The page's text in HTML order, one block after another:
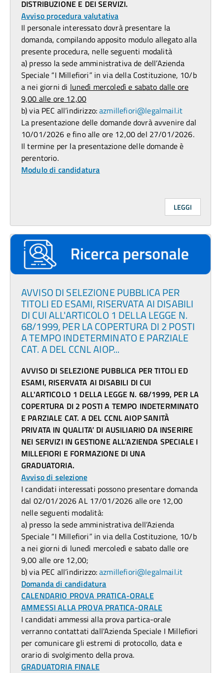
DISTRIBUZIONE E DEI SERVIZI.
Avviso procedura valutativa
Il personale interessato dovrà presentare la
domanda, compilando apposito modulo allegato alla
presente procedura, nelle seguenti modalità
a) presso la sede amministrativa de dell’Azienda
Speciale “I Millefiori” in via della Costituzione, 10/b
a nei giorni di lunedì mercoledì e sabato dalle ore
9,00 alle ore 12,00
b) via PEC all’indirizzo:azmillefiori@legalmail.it
La presentazione delle domande dovrà avvenire dal
10/01/2026 e fino alle ore 12,00 del 27/01/2026.
Il termine per la presentazione delle domande è
perentorio.
Modulo di candidatura
LEGGI
AVVISO DI SELEZIONE PUBBLICA PER
TITOLI ED ESAMI, RISERVATA AI DISABILI
DI CUI ALL'ARTICOLO 1 DELLA LEGGE N.
68/1999, PER LA COPERTURA DI 2 POSTI
A TEMPO INDETERMINATO E PARZIALE
CAT. A DEL CCNL AIOP...
AVVISO DI SELEZIONE PUBBLICA PER TITOLI ED
ESAMI, RISERVATA AI DISABILI DI CUI
ALL'ARTICOLO 1 DELLA LEGGE N. 68/1999, PER LA
COPERTURA DI 2 POSTI A TEMPO INDETERMINATO
E PARZIALE CAT. A DEL CCNL AIOP SANITÀ
PRIVATA IN QUALITA’ DI AUSILIARIO DA INSERIRE
NEI SERVIZI IN GESTIONE ALL’AZIENDA SPECIALE I
MILLEFIORI E FORMAZIONE DI UNA
GRADUATORIA.
Avviso di selezione
I candidati interessati possono presentare domanda
dal 02/01/2026 AL 17/01/2026 alle ore 12,00
nelle seguenti modalità:
a) presso la sede amministrativa dell’Azienda
Speciale “I Millefiori” in via della Costituzione, 10/b
a nei giorni di lunedì mercoledì e sabato dalle ore
9,00 alle ore 12,00;
b) via PEC all’indirizzo:azmillefiori@legalmail.it
Domanda di candidatura
CALENDARIO PROVA PRATICA-ORALE
AMMESSI ALLA PROVA PRATICA-ORALE
I candidati ammessi alla prova partica-orale
verranno contattati dall'Azienda Speciale I Millefiori
per comunicare gli estremi di protocollo, data e
orario di svolgimento della prova.
GRADUATORIA FINALE